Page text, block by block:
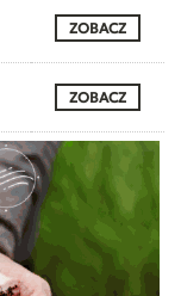
ZOBACZ
ZOBACZ